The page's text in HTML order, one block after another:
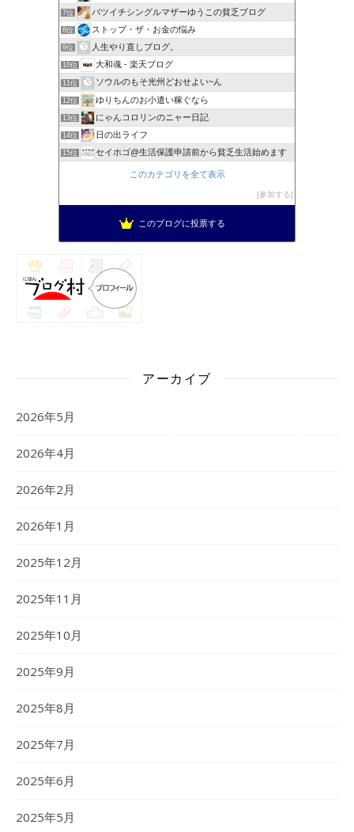
7位 バツイチシングルマザーゆうこの貧乏ブログ
8位 ストップ・ザ・お金の悩み
9位 人生やり直しブログ。
10位 大和魂 - 楽天ブログ
11位 ソウルのもそ光州どおせよい~ん
12位 ゆりちんのお小遣い稼ぐなら
13位 にゃんコロリンのニャー日記
14位 日の出ライフ
15位 セイホゴ@生活保護申請前から貧乏生活始めます
このカテゴリを全て表示
参加する
このブログに投票する
アーカイブ
2026年5月
2026年4月
2026年2月
2026年1月
2025年12月
2025年11月
2025年10月
2025年9月
2025年8月
2025年7月
2025年6月
2025年5月